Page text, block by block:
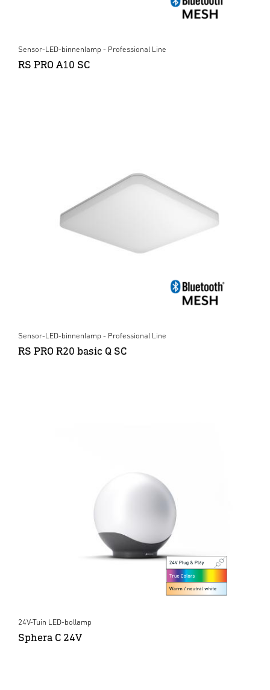
Sensor-LED-binnenlamp - Professional Line
RS PRO A10 SC
Sensor-LED-binnenlamp - Professional Line
RS PRO R20 basic Q SC
24V-Tuin LED-bollamp
Sphera C 24V